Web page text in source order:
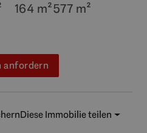
164 m²577 m²
anfordern
Diese Immobilie teilen